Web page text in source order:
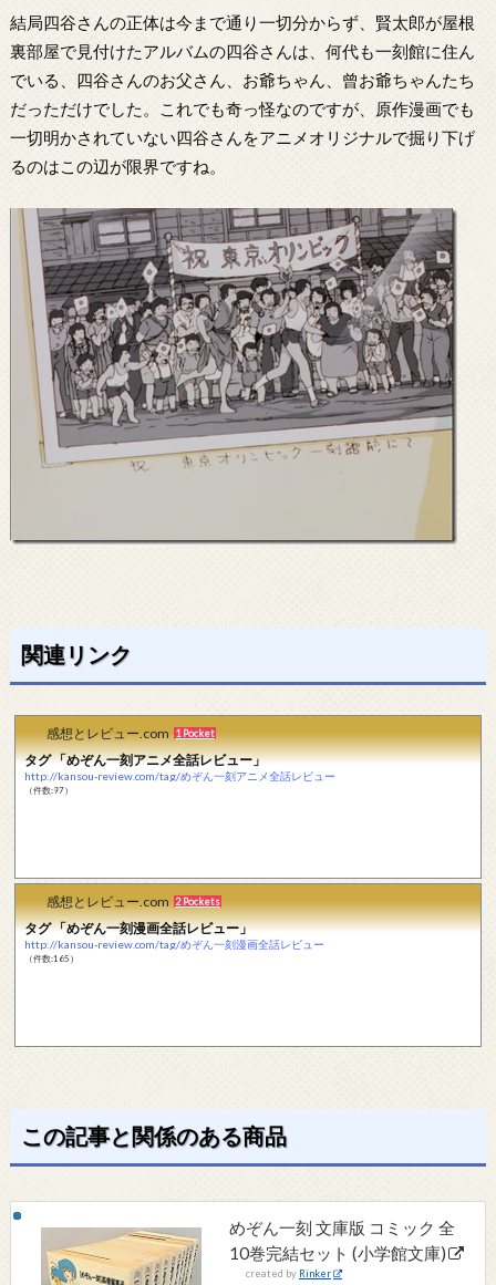
結局四谷さんの正体は今まで通り一切分からず、賢太郎が屋根
裏部屋で見付けたアルバムの四谷さんは、何代も一刻館に住ん
でいる、四谷さんのお父さん、お爺ちゃん、曾お爺ちゃんたち
だっただけでした。これでも奇っ怪なのですが、原作漫画でも
一切明かされていない四谷さんをアニメオリジナルで掘り下げ
るのはこの辺が限界ですね。
関連リンク
感想とレビュー.com 1 Pocket
タグ 「めぞん一刻アニメ全話レビュー」
http://kansou-review.com/tag/めぞん一刻アニメ全話レビュー
（件数:97）
感想とレビュー.com 2 Pockets
タグ 「めぞん一刻漫画全話レビュー」
http://kansou-review.com/tag/めぞん一刻漫画全話レビュー
（件数:165）
この記事と関係のある商品
めぞん一刻 文庫版 コミック 全
10巻完結セット (小学館文庫)
created by Rinker